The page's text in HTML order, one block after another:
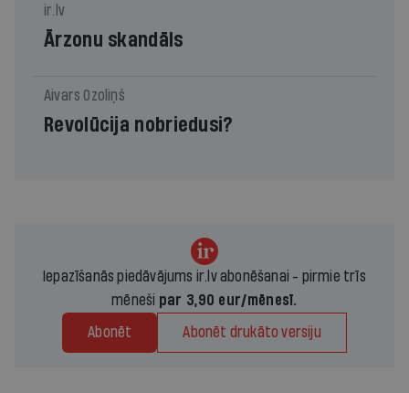
ir.lv
Ārzonu skandāls
Aivars Ozoliņš
Revolūcija nobriedusi?
Iepazīšanās piedāvājums ir.lv abonēšanai - pirmie trīs
mēneši par 3,90 eur/mēnesī.
Abonēt Abonēt drukāto versiju